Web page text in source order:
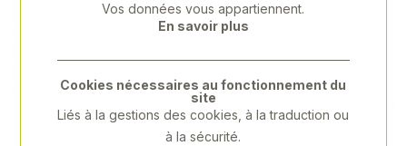
Vos données vous appartiennent.
En savoir plus
Cookies nécessaires au fonctionnement du
site
Liés à la gestions des cookies, à la traduction ou
à la sécurité.